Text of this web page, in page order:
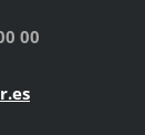
00